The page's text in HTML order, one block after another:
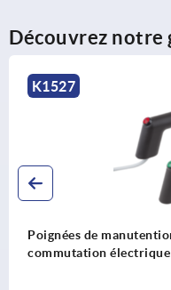
Découvrez notre
de manutention en
électrique et un